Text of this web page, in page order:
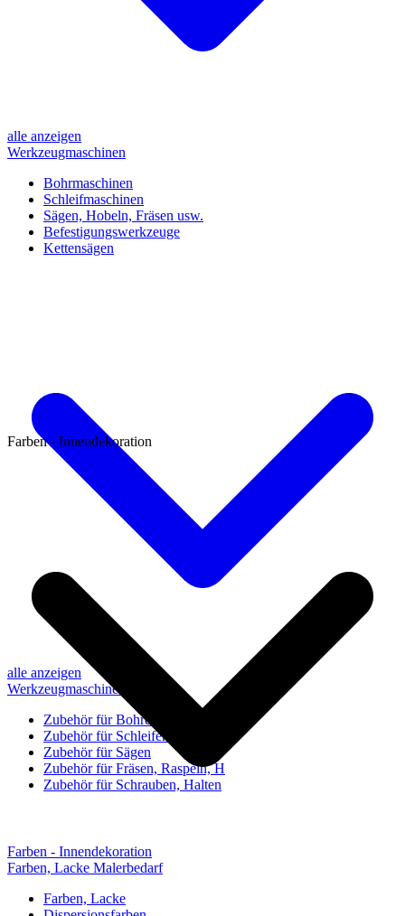
alle anzeigen
Werkzeugmaschinen
Bohrmaschinen
Schleifmaschinen
Sägen, Hobeln, Fräsen usw.
Befestigungswerkzeuge
Kettensägen
alle anzeigen
Werkzeugmaschinen-Zubehör
Zubehör für Bohren, Bohrhilfen
Zubehör für Schleifen, Poliere
Zubehör für Sägen
Zubehör für Fräsen, Raspeln, H
Zubehör für Schrauben, Halten
Farben - Innendekoration
Farben - Innendekoration
Farben, Lacke Malerbedarf
Farben, Lacke